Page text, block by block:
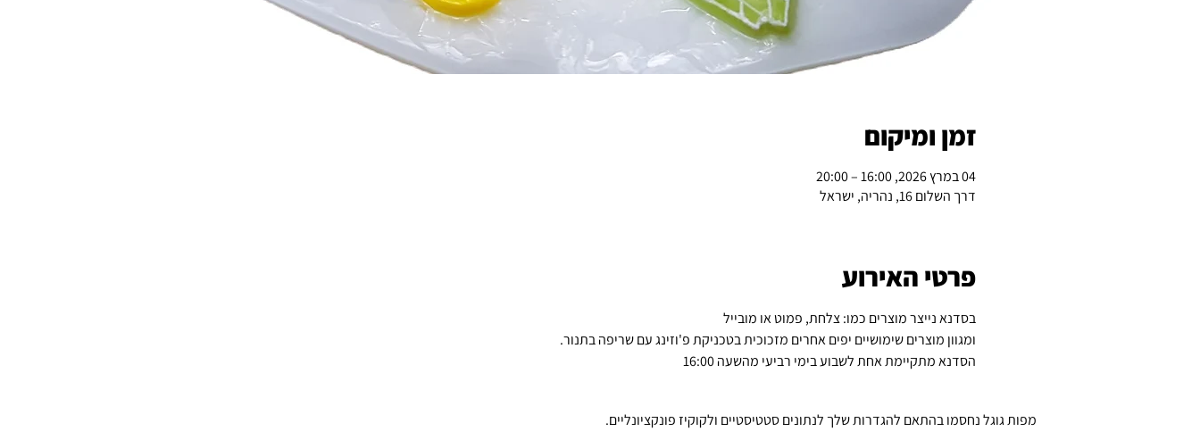
זמן ומיקום
04 במרץ 2026, 16:00 – 20:00
דרך השלום 16, נהריה, ישראל
פרטי האירוע
בסדנא נייצר מוצרים כמו: צלחת, פמוט או מובייל
ומגוון מוצרים שימושיים יפים אחרים מזכוכית בטכניקת פ'וזינג עם שריפה בתנור.
הסדנא מתקיימת אחת לשבוע בימי רביעי מהשעה 16:00
מפות גוגל נחסמו בהתאם להגדרות שלך לנתונים סטטיסטיים ולקוקיז פונקציונליים.